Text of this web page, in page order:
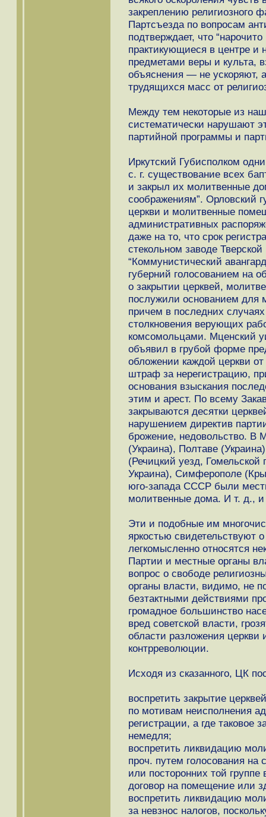
закреплению религиозного
Партсъезда по вопросам
подтверждает, что
практикующиеся в центре и
предметами веры и культа,
объяснения — не ускоряют,
трудящихся масс от
Между тем некоторые из
систематически нарушают
партийной программы и
Иркутский Губисполком
с. г. существование всех
и закрыл их молитвенные
соображениям”. Орловский
церкви и молитвенные
административных
даже на то, что срок
стекольном заводе
“Коммунистический
губерний голосованием на
о закрытии церквей,
послужили основанием для
причем в последних
столкновения верующих
комсомольцами. Мценский
объявил в грубой форме
обложении каждой церкви
штраф за нерегистрацию,
основания взыскания
этим и арест. По всему
закрываются десятки
нарушением директив
брожение, недовольство. В
(Украина), Полтаве
(Речицкий уезд, Гомельской
Украина), Симферополе
юго-запада СССР были
молитвенные дома. И т. д., и
Эти и подобные им
яркостью свидетельствуют
легкомысленно относятся
Партии и местные органы
вопрос о свободе
органы власти, видимо, не
безтактными действиями
громадное большинство
вред советской власти,
области разложения церкви
контрреволюции.
Исходя из сказанного, ЦК
воспретить закрытие
по мотивам неисполнения
регистрации, а где таковое
немедля;
воспретить ликвидацию
проч. путем голосования
или посторонних той
договор на помещение или
воспретить ликвидацию
за невзнос налогов,